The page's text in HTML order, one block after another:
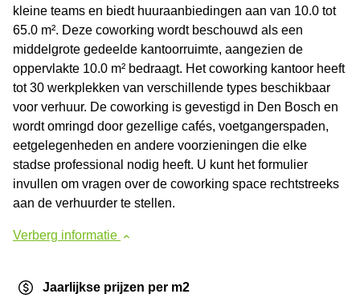
kleine teams en biedt huuraanbiedingen aan van 10.0 tot
65.0 m². Deze coworking wordt beschouwd als een
middelgrote gedeelde kantoorruimte, aangezien de
oppervlakte 10.0 m² bedraagt. Het coworking kantoor heeft
tot 30 werkplekken van verschillende types beschikbaar
voor verhuur. De coworking is gevestigd in Den Bosch en
wordt omringd door gezellige cafés, voetgangerspaden,
eetgelegenheden en andere voorzieningen die elke
stadse professional nodig heeft. U kunt het formulier
invullen om vragen over de coworking space rechtstreeks
aan de verhuurder te stellen.
Verberg informatie
Jaarlijkse prijzen per m2